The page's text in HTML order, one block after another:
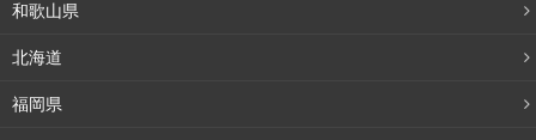
和歌山県
北海道
福岡県